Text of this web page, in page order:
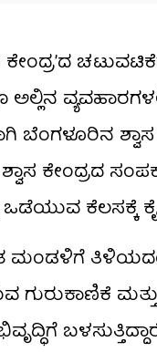
ಕೇಂದ್ರ’ದ
ಶ್ವಾಸ
ಕೇಂದ್ರದ
ಕೆಲಸಕ್ಕೆ ಕೈ
ಮಂಡಳಿಗೆ